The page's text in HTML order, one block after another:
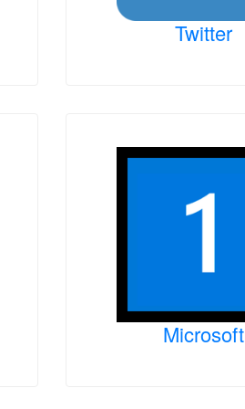
Twitter
Microsoft